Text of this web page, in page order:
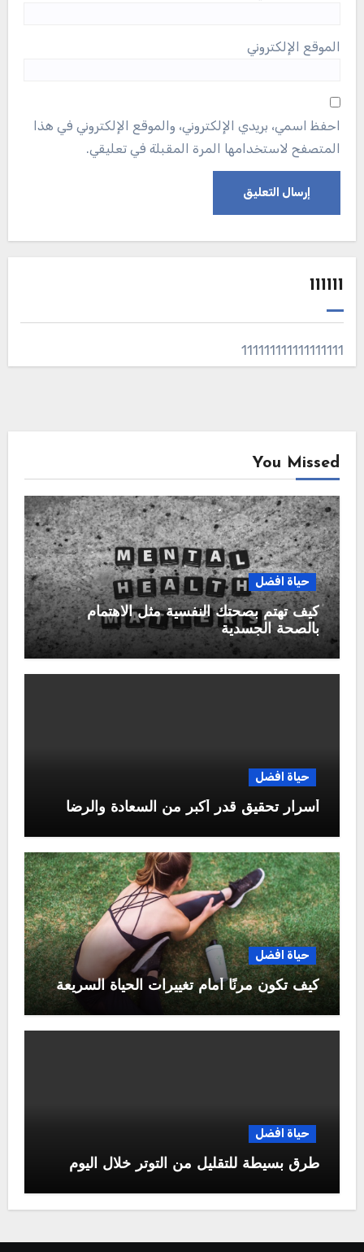
الموقع الإلكتروني
احفظ اسمي، بريدي الإلكتروني، والموقع الإلكتروني في هذا
المتصفح لاستخدامها المرة المقبلة في تعليقي.
111111
111111111111111111
You Missed
حياة افضل
كيف تهتم بصحتك النفسية مثل الاهتمام
بالصحة الجسدية
حياة افضل
أسرار تحقيق قدر أكبر من السعادة والرضا
حياة افضل
كيف تكون مرنًا أمام تغييرات الحياة السريعة
حياة افضل
طرق بسيطة للتقليل من التوتر خلال اليوم